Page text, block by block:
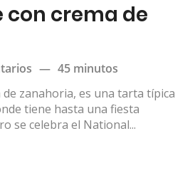
con crema de
— 45 minutos
zanahoria, es una tarta típica
tiene hasta una fiesta
se celebra el National...